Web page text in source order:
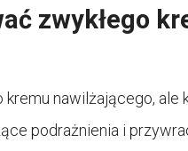
zwykłego
kremu nawilżającego,
podrażnienia i